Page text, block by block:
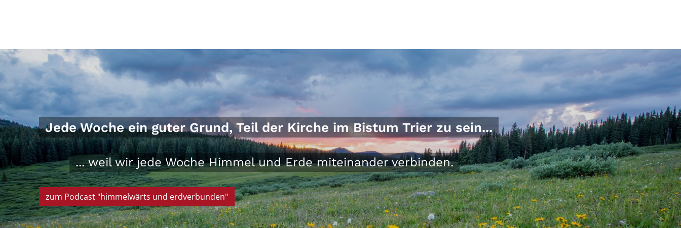
Jede Woche ein guter Grund, Teil der Kirche im Bistum Trier zu sein...
... weil wir jede Woche Himmel und Erde miteinander verbinden.
zum Podcast "himmelwärts und erdverbunden"